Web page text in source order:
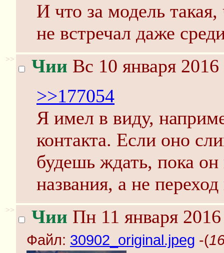
И что за модель
не встречал даже
>> Чии Вс 10 января
>>177054
Я имел в виду,
контакта. Если оно
будешь ждать, пока
названия, а не
>> Чии Пн 11 января
Файл: 30902_original.jpeg -(